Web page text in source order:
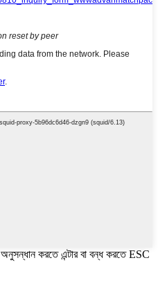
অনুসন্ধান করতে এন্টার বা বন্ধ করতে ESC